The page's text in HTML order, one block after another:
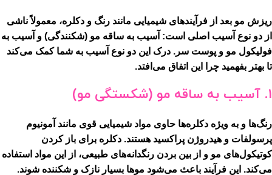
ریزش مو بعد از فرآیندهای شیمیایی مانند رنگ و دکلره، معمولاً ناشی
از دو نوع آسیب اصلی است: آسیب به ساقه مو (شکنندگی) و آسیب به
فولیکول مو و پوست سر . درک این دو نوع آسیب به شما کمک می‌کند
تا بهتر بفهمید چرا این اتفاق می‌افتد.
1. آسیب به ساقه مو (شکستگی مو)
رنگ‌ها و به ویژه دکلره‌ها حاوی مواد شیمیایی قوی مانند آمونیوم
پرسولفات و هیدروژن پراکسید هستند. دکلره برای باز کردن
کوتیکول‌های مو و از بین بردن رنگدانه‌های طبیعی، از این مواد استفاده
می‌کند. این فرآیند باعث می‌شود موها بسیار نازک و شکننده شوند.